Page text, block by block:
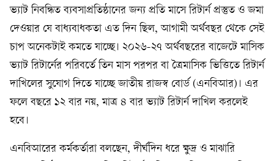
ভ্যাট নিবন্ধিত ব্যবসাপ্রতিষ্ঠানের জন্য প্রতি মাসে রিটার্ন প্রস্তুত ও জমা
দেওয়ার যে বাধ্যবাধকতা এত দিন ছিল, আগামী অর্থবছর থেকে সেই
চাপ অনেকটাই কমতে যাচ্ছে। ২০২৬-২৭ অর্থবছরের বাজেটে মাসিক
ভ্যাট রিটার্নের পরিবর্তে তিন মাস পরপর বা ত্রৈমাসিক ভিত্তিতে রিটার্ন
দাখিলের সুযোগ দিতে যাচ্ছে জাতীয় রাজস্ব বোর্ড (এনবিআর)। এর
ফলে বছরে ১২ বার নয়, মাত্র ৪ বার ভ্যাট রিটার্ন দাখিল করলেই
হবে।
এনবিআরের কর্মকর্তারা বলছেন, দীর্ঘদিন ধরে ক্ষুদ্র ও মাঝারি